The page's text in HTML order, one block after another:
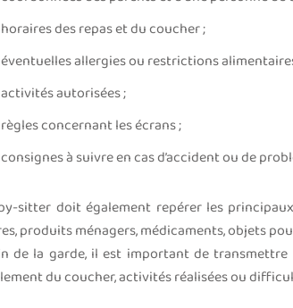
des repas et du coucher ;
allergies ou restrictions
autorisées ;
concernant les écrans ;
à suivre en cas d’accident ou de
sitter doit également repérer les
produits ménagers, médicaments, objets
de la garde, il est important de
du coucher, activités réalisées ou